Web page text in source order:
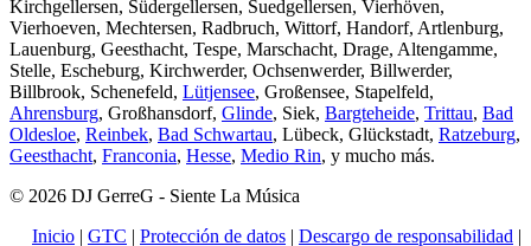
Kirchgellersen, Südergellersen, Suedgellersen, Vierhöven,
Vierhoeven, Mechtersen, Radbruch, Wittorf, Handorf, Artlenburg,
Lauenburg, Geesthacht, Tespe, Marschacht, Drage, Altengamme,
Stelle, Escheburg, Kirchwerder, Ochsenwerder, Billwerder,
Billbrook, Schenefeld, Lütjensee, Großensee, Stapelfeld,
Ahrensburg, Großhansdorf, Glinde, Siek, Bargteheide, Trittau, Bad
Oldesloe, Reinbek, Bad Schwartau, Lübeck, Glückstadt, Ratzeburg,
Geesthacht, Franconia, Hesse, Medio Rin, y mucho más.
© 2026 DJ GerreG - Siente La Música
Inicio | GTC | Protección de datos | Descargo de responsabilidad |